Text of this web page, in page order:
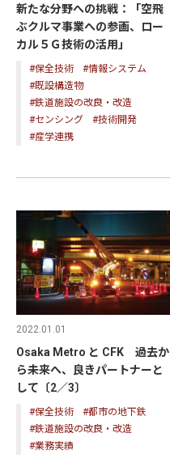
新たな分野への挑戦：「空飛
ぶクルマ事業への参画、ロー
カル５Ｇ技術の活用」
#保全技術
#情報システム
#既設構造物
#鉄道施設の改良・改造
#センシング
#技術開発
#産学連携
2022.01.01
Osaka Metro と CFK 過去か
ら未来へ、良きパートナーと
して〔2／3〕
#保全技術
#都市の地下鉄
#鉄道施設の改良・改造
#業務実績